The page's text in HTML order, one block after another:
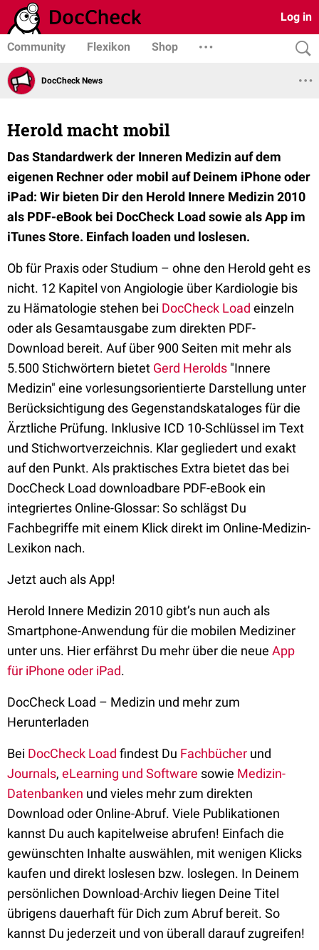
Log in
Community Flexikon Shop
DocCheck News
Herold macht mobil
Das Standardwerk der Inneren Medizin auf dem
eigenen Rechner oder mobil auf Deinem iPhone oder
iPad: Wir bieten Dir den Herold Innere Medizin 2010
als PDF-eBook bei DocCheck Load sowie als App im
iTunes Store. Einfach loaden und loslesen.
Ob für Praxis oder Studium – ohne den Herold geht es
nicht. 12 Kapitel von Angiologie über Kardiologie bis
zu Hämatologie stehen bei DocCheck Load einzeln
oder als Gesamtausgabe zum direkten PDF-
Download bereit. Auf über 900 Seiten mit mehr als
5.500 Stichwörtern bietet Gerd Herolds "Innere
Medizin" eine vorlesungsorientierte Darstellung unter
Berücksichtigung des Gegenstandskataloges für die
Ärztliche Prüfung. Inklusive ICD 10-Schlüssel im Text
und Stichwortverzeichnis. Klar gegliedert und exakt
auf den Punkt. Als praktisches Extra bietet das bei
DocCheck Load downloadbare PDF-eBook ein
integriertes Online-Glossar: So schlägst Du
Fachbegriffe mit einem Klick direkt im Online-Medizin-
Lexikon nach.
Jetzt auch als App!
Herold Innere Medizin 2010 gibt’s nun auch als
Smartphone-Anwendung für die mobilen Mediziner
unter uns. Hier erfährst Du mehr über die neue App
für iPhone oder iPad.
DocCheck Load – Medizin und mehr zum
Herunterladen
Bei DocCheck Load findest Du Fachbücher und
Journals, eLearning und Software sowie Medizin-
Datenbanken und vieles mehr zum direkten
Download oder Online-Abruf. Viele Publikationen
kannst Du auch kapitelweise abrufen! Einfach die
gewünschten Inhalte auswählen, mit wenigen Klicks
kaufen und direkt loslesen bzw. loslegen. In Deinem
persönlichen Download-Archiv liegen Deine Titel
übrigens dauerhaft für Dich zum Abruf bereit. So
kannst Du jederzeit und von überall darauf zugreifen!